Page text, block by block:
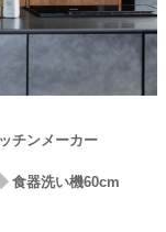
チンメーカー
食器洗い機60cm